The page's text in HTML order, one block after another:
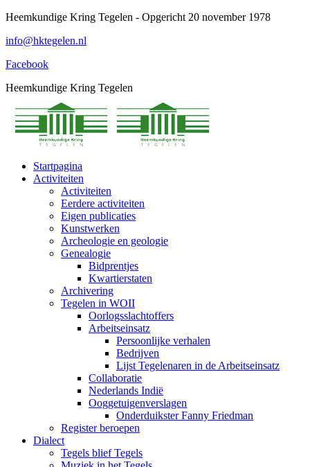
Spring
content
Heemkundige Kring Tegelen - Opgericht 20 november 1978
info@hktegelen.nl
Facebook
Heemkundige Kring Tegelen
Startpagina
Activiteiten
Activiteiten
Eerdere activiteiten
Eigen publicaties
Kunstwerken
Archeologie en geologie
Genealogie
Bidprentjes
Kwartierstaten
Archivering
Tegelen in WOII
Oorlogsslachtoffers
Arbeitseinsatz
Persoonlijke verhalen
Bedrijven
Lijst Tegelenaren in de Arbeitseinsatz
Collaboratie
Nederlands Indië
Ooggetuigenverslagen
Onderduikster Fanny Friedman
Register beroepen
Dialect
Tegels blief Tegels